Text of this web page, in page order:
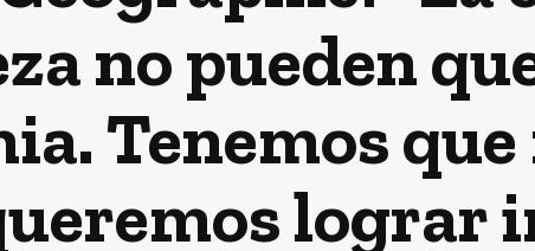
no pueden
Tenemos
lograr